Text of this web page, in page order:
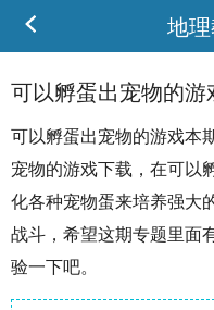
地
可以孵蛋出宠物的游
可以孵蛋出宠物的游戏本
宠物的游戏下载，在可以
化各种宠物蛋来培养强大
战斗 ，希望这期专题里
验一下吧。